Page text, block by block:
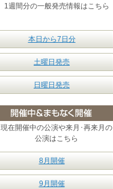
1週間分の一般発売情報はこちら
本日から7日分
土曜日発売
日曜日発売
現在開催中の公演や来月･再来月の
公演はこちら
8月開催
9月開催